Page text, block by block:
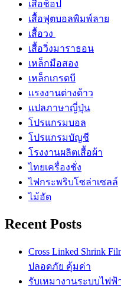
เสื้อช็อป
เสื้อฟุตบอลพิมพ์ลาย
เสื้อวง
เสื้อวิ่งมาราธอน
เหล็กมือสอง
เหล็กเกรดบี
เเรงงานต่างด้าว
แปลภาษาญี่ปุ่น
โปรแกรมบอล
โปรแกรมบัญชี
โรงงานผลิตเสื้อผ้า
ไทยเครื่องชั่ง
ไฟกระพริบโซล่าเซลล์
ไม้อัด
Recent Posts
Cross Linked Shrink
ปลอดภัย คุ้มค่า
รับเหมางานระบบไฟ